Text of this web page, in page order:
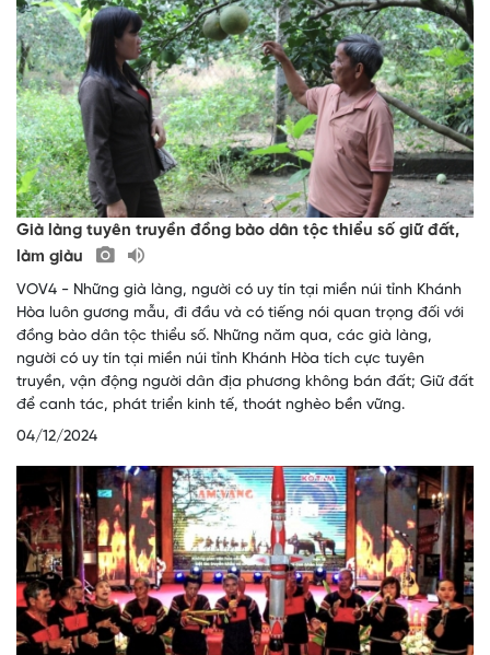
Già làng tuyên truyền đồng bào dân tộc thiểu số giữ đất,
làm giàu
VOV4 - Những già làng, người có uy tín tại miền núi tỉnh Khánh
Hòa luôn gương mẫu, đi đầu và có tiếng nói quan trọng đối với
đồng bào dân tộc thiểu số. Những năm qua, các già làng,
người có uy tín tại miền núi tỉnh Khánh Hòa tích cực tuyên
truyền, vận động người dân địa phương không bán đất; Giữ đất
để canh tác, phát triển kinh tế, thoát nghèo bền vững.
04/12/2024